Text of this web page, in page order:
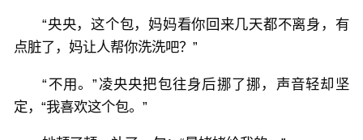
“央央，这个包，妈妈看你回来几天都不离身，有
点脏了，妈让人帮你洗洗吧？”
“不用。”凌央央把包往身后挪了挪，声音轻却坚
定，“我喜欢这个包。”